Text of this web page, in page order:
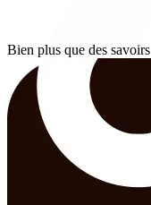
Bien plus que des savoirs